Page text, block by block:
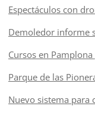
Espectáculos con
Demoledor informe
Cursos en
Parque de las
Nuevo sistema para